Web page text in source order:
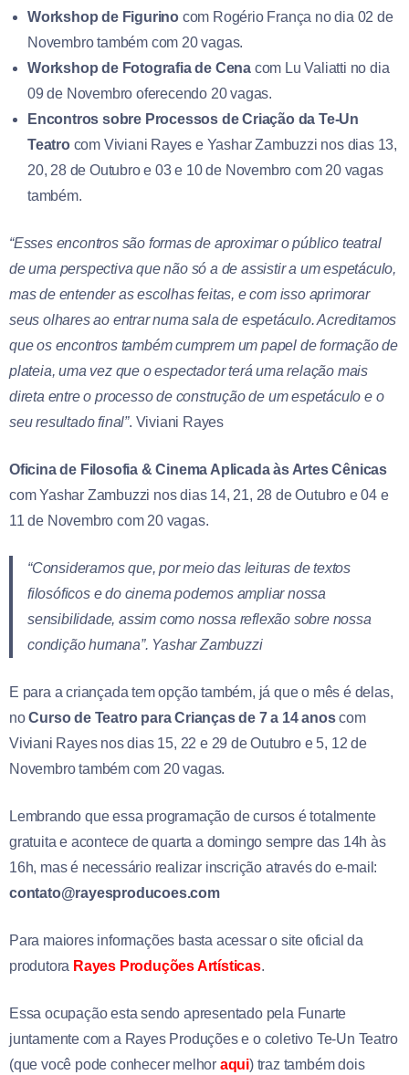
Workshop de Figurino com Rogério França no dia 02 de
Novembro também com 20 vagas.
Workshop de Fotografia de Cena com Lu Valiatti no dia
09 de Novembro oferecendo 20 vagas.
Encontros sobre Processos de Criação da Te-Un
Teatrocom Viviani Rayes e Yashar Zambuzzi nos dias 13,
20, 28 de Outubro e 03 e 10 de Novembro com 20 vagas
também.
“Esses encontros são formas de aproximar o público teatral
de uma perspectiva que não só a de assistir a um espetáculo,
mas de entender as escolhas feitas, e com isso aprimorar
seus olhares ao entrar numa sala de espetáculo. Acreditamos
que os encontros também cumprem um papel de formação de
plateia, uma vez que o espectador terá uma relação mais
direta entre o processo de construção de um espetáculo e o
seu resultado final”. Viviani Rayes
Oficina de Filosofia & Cinema Aplicada às Artes Cênicas
com Yashar Zambuzzi nos dias 14, 21, 28 de Outubro e 04 e
11 de Novembro com 20 vagas.
“Consideramos que, por meio das leituras de textos
filosóficos e do cinema podemos ampliar nossa
sensibilidade, assim como nossa reflexão sobre nossa
condição humana”. Yashar Zambuzzi
E para a criançada tem opção também, já que o mês é delas,
noCurso de Teatro para Crianças de 7 a 14 anoscom
Viviani Rayes nos dias 15, 22 e 29 de Outubro e 5, 12 de
Novembro também com 20 vagas.
Lembrando que essa programação de cursos é totalmente
gratuita e acontece de quarta a domingo sempre das 14h às
16h, mas é necessário realizar inscrição através do e-mail:
contato@rayesproducoes.com
Para maiores informações basta acessar o site oficial da
produtora Rayes Produções Artísticas.
Essa ocupação esta sendo apresentado pela Funarte
juntamente com a Rayes Produções e o coletivo Te-Un Teatro
(que você pode conhecer melhor aqui) traz também dois